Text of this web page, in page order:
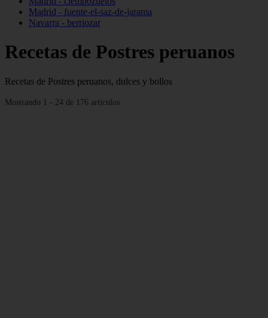
Madrid - fuente-el-saz-de-jarama
Navarra - berriozar
Recetas de Postres peruanos
Recetas de Postres peruanos, dulces y bollos
Mostrando 1 - 24 de 176 artículos